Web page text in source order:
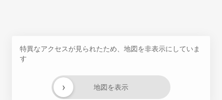
特異なアクセスが見られたため、地図を非表示にしていま
す
地図を表示
›